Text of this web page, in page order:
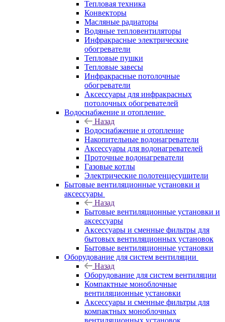
Тепловая техника
Конвекторы
Масляные радиаторы
Водяные тепловентиляторы
Инфракрасные электрические
обогреватели
Тепловые пушки
Тепловые завесы
Инфракрасные потолочные
обогреватели
Аксессуары для инфракрасных
потолочных обогревателей
Водоснабжение и отопление
Назад
Водоснабжение и отопление
Накопительные водонагреватели
Аксессуары для водонагревателей
Проточные водонагреватели
Газовые котлы
Электрические полотенцесушители
Бытовые вентиляционные установки и
аксессуары
Назад
Бытовые вентиляционные установки и
аксессуары
Аксессуары и сменные фильтры для
бытовых вентиляционных установок
Бытовые вентиляционные установки
Оборудование для систем вентиляции
Назад
Оборудование для систем вентиляции
Компактные моноблочные
вентиляционные установки
Аксессуары и сменные фильтры для
компактных моноблочных
вентиляционных установок